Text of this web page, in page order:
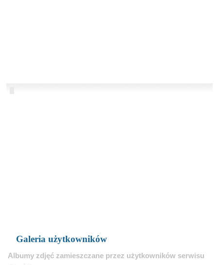
Galeria użytkowników
Albumy zdjęć zamieszczane przez użytkowników serwisu